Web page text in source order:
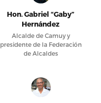
Hon. Gabriel “Gaby”
Hernández
Alcalde de Camuy y
presidente de la Federación
de Alcaldes